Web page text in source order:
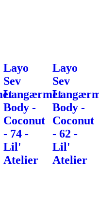
Layo
Sev
Langærmet
Body -
Coconut
- 74 -
Lil'
Atelier
Layo
Sev
Body -
Coconut
- 62 -
Lil'
Atelier